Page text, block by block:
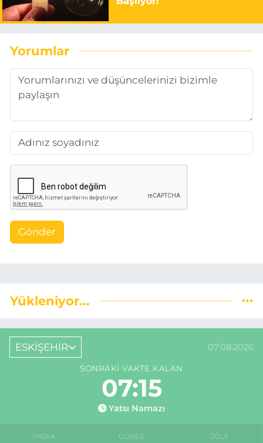
Yorumlar
Gönder
Yükleniyor...
ESKİŞEHİR 07.08.2026
SONRAKI VAKTE KALAN
07:14
Yatsı Namazı
İMSAK GÜNEŞ ÖĞLE